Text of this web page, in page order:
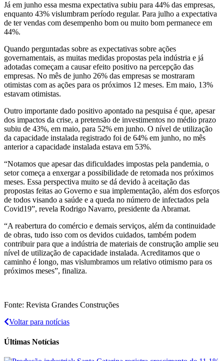
Já em junho essa mesma expectativa subiu para 44% das empresas,
enquanto 43% vislumbram período regular. Para julho a expectativa
de ter vendas com desempenho bom ou muito bom permanece em
44%.
Quando perguntadas sobre as expectativas sobre ações
governamentais, as muitas medidas propostas pela indústria e já
adotadas começam a causar efeito positivo na percepção das
empresas. No mês de junho 26% das empresas se mostraram
otimistas com as ações para os próximos 12 meses. Em maio, 13%
estavam otimistas.
Outro importante dado positivo apontado na pesquisa é que, apesar
dos impactos da crise, a pretensão de investimentos no médio prazo
subiu de 43%, em maio, para 52% em junho. O nível de utilização
da capacidade instalada registrado foi de 64% em junho, no mês
anterior a capacidade instalada estava em 53%.
“Notamos que apesar das dificuldades impostas pela pandemia, o
setor começa a enxergar a possibilidade de retomada nos próximos
meses. Essa perspectiva muito se dá devido à aceitação das
propostas feitas ao Governo e sua implementação, além dos esforços
de todos visando a saúde e a queda no número de infectados pela
Covid19”, revela Rodrigo Navarro, presidente da Abramat.
“A reabertura do comércio e demais serviços, além da continuidade
de obras, tudo isso com os devidos cuidados, também podem
contribuir para que a indústria de materiais de construção amplie seu
nível de utilização de capacidade instalada. Acreditamos que o
caminho é longo, mas vislumbramos um relativo otimismo para os
próximos meses”, finaliza.
Fonte: Revista Grandes Construções
Voltar para notícias
Últimas Notícias